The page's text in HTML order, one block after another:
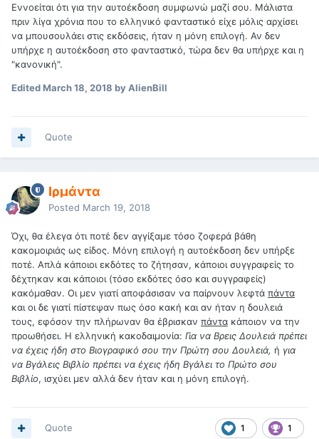
Εννοείται ότι για την αυτοέκδοση συμφωνώ μαζί σου. Μάλιστα
πριν λίγα χρόνια που το ελληνικό φανταστικό είχε μόλις αρχίσει
να μπουσουλάει στις εκδόσεις, ήταν η μόνη επιλογή. Αν δεν
υπήρχε η αυτοέκδοση στο φανταστικό, τώρα δεν θα υπήρχε και η
"κανονική".
EditedMarch 18, 2018 by AlienBill
Quote
Ιρμάντα
Posted March 19, 2018
Όχι, θα έλεγα ότι ποτέ δεν αγγίξαμε τόσο ζοφερά βάθη
κακομοιριάς ως είδος. Μόνη επιλογή η αυτοέκδοση δεν υπήρξε
ποτέ. Απλά κάποιοι εκδότες το ζήτησαν, κάποιοι συγγραφείς το
δέχτηκαν και κάποιοι (τόσο εκδότες όσο και συγγραφείς)
κακόμαθαν. Οι μεν γιατί αποφάσισαν να παίρνουν λεφτά πάντα
και οι δε γιατί πίστεψαν πως όσο κακή και αν ήταν η δουλειά
τους, εφόσον την πλήρωναν θα έβρισκαν πάντα κάποιον να την
προωθήσει. Η ελληνική κακοδαιμονία: Για να Βρεις Δουλειά πρέπει
να έχεις ήδη στο Βιογραφικό σου την Πρώτη σου Δουλειά, ή για
να Βγάλεις Βιβλίο πρέπει να έχεις ήδη Βγάλει το Πρώτο σου
Βιβλίο, ισχύει μεν αλλά δεν ήταν και η μόνη επιλογή.
1 1
Quote